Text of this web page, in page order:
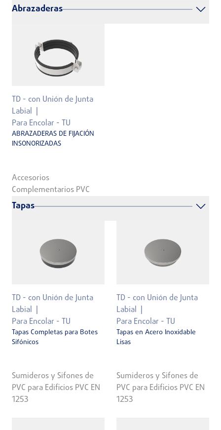
Abrazaderas
TD - con Unión de Junta
Labial
Para Encolar - TU
ABRAZADERAS DE FIJACIÓN
INSONORIZADAS
Accesorios
Complementarios PVC
Tapas
TD - con Unión de Junta
Labial
Para Encolar - TU
Tapas Completas para Botes
Sifónicos
Sumideros y Sifones de
PVC para Edificios PVC EN
1253
TD - con Unión de Junta
Labial
Para Encolar - TU
Tapas en Acero Inoxidable
Lisas
Sumideros y Sifones de
PVC para Edificios PVC EN
1253